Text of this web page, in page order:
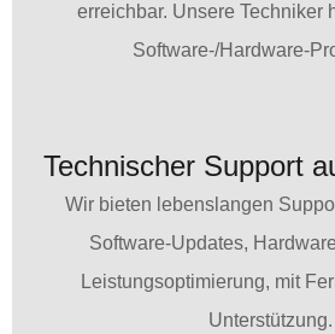
erreichbar. Unsere Techniker
Software-/Hardware-
Technischer Support
Wir bieten lebenslangen
Software-Updates,
Leistungsoptimierung, mit
Unterstützung.